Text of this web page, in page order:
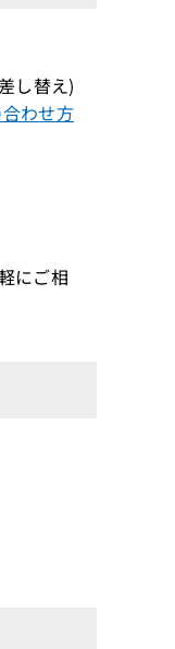
し替え)
わせ方
にご相